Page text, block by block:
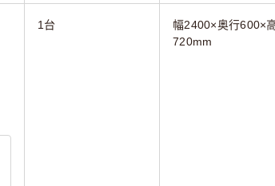
1台
幅2400×奥行600×
720mm